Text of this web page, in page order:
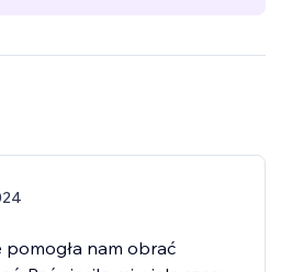
pomogła nam obrać